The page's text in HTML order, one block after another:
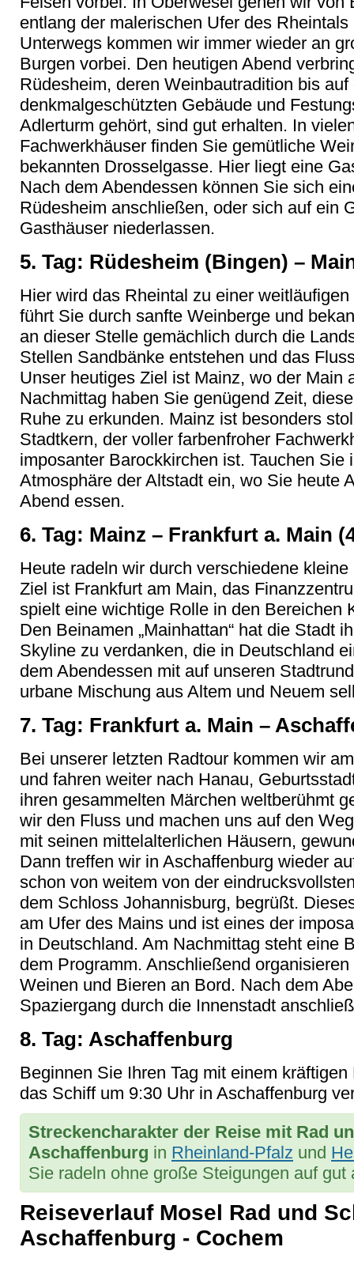
entlang der malerischen Ufer des
Unterwegs kommen wir immer wieder an
Burgen vorbei. Den heutigen Abend
Rüdesheim, deren Weinbautradition bis
denkmalgeschützten Gebäude und
Adlerturm gehört, sind gut erhalten. In
Fachwerkhäuser finden Sie gemütliche
bekannten Drosselgasse. Hier liegt eine
Nach dem Abendessen können Sie sich
Rüdesheim anschließen, oder sich auf ein
Gasthäuser niederlassen.
5. Tag: Rüdesheim (Bingen) –
Hier wird das Rheintal zu einer
führt Sie durch sanfte Weinberge und
an dieser Stelle gemächlich durch die
Stellen Sandbänke entstehen und das
Unser heutiges Ziel ist Mainz, wo der Main
Nachmittag haben Sie genügend Zeit,
Ruhe zu erkunden. Mainz ist besonders
Stadtkern, der voller farbenfroher
imposanter Barockkirchen ist. Tauchen
Atmosphäre der Altstadt ein, wo Sie heute
Abend essen.
6. Tag: Mainz – Frankfurt a. Main
Heute radeln wir durch verschiedene
Ziel ist Frankfurt am Main, das
spielt eine wichtige Rolle in den Bereichen
Den Beinamen „Mainhattan“ hat die Stadt
Skyline zu verdanken, die in Deutschland
dem Abendessen mit auf unseren
urbane Mischung aus Altem und Neuem
7. Tag: Frankfurt a. Main –
Bei unserer letzten Radtour kommen wir
und fahren weiter nach Hanau,
ihren gesammelten Märchen weltberühmt
wir den Fluss und machen uns auf den
mit seinen mittelalterlichen Häusern,
Dann treffen wir in Aschaffenburg wieder
schon von weitem von der
dem Schloss Johannisburg, begrüßt.
am Ufer des Mains und ist eines der
in Deutschland. Am Nachmittag steht eine
dem Programm. Anschließend
Weinen und Bieren an Bord. Nach dem
Spaziergang durch die Innenstadt
8. Tag: Aschaffenburg
Beginnen Sie Ihren Tag mit einem
das Schiff um 9:30 Uhr in Aschaffenburg
Streckencharakter der Reise mit Rad
Aschaffenburg in Rheinland-Pfalz und
Sie radeln ohne große Steigungen auf
Reiseverlauf Mosel Rad und
Aschaffenburg - Cochem